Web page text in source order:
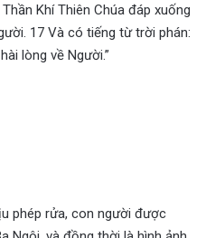
Khí Thiên Chúa đáp xuống
17 Và có tiếng từ trời phán:
lòng về Người.”
phép rửa, con người được